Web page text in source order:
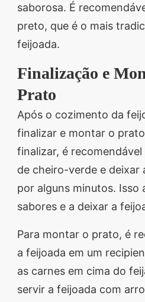
saborosa. É
preto, que é o mais
feijoada.
Finalização e
Prato
Após o cozimento da
finalizar e montar o
finalizar, é
de cheiro-verde e deixar
por alguns minutos. Isso
sabores e a deixar a
Para montar o prato, é
a feijoada em um
as carnes em cima do
servir a feijoada com